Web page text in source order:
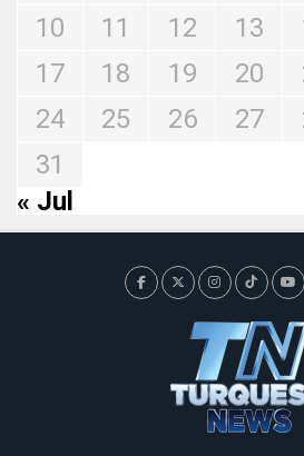
10
11 12 13
17
18 19 20
24
25 26 27
31
« Jul